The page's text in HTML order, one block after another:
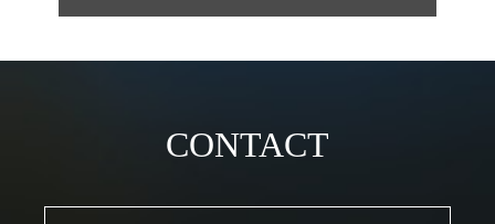
CONTACT